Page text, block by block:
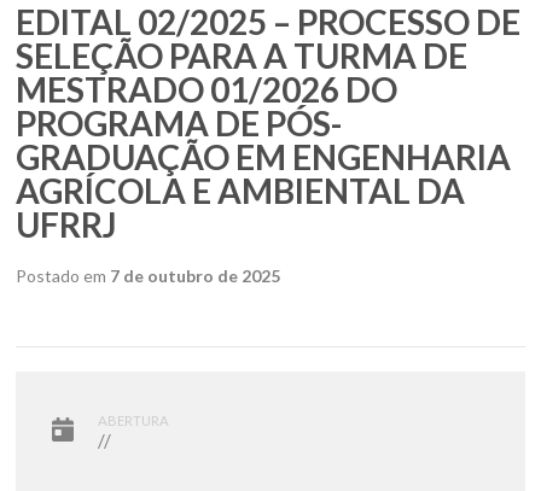
EDITAL 02/2025 – PROCESSO DE
SELEÇÃO PARA A TURMA DE
MESTRADO 01/2026 DO
PROGRAMA DE PÓS-
GRADUAÇÃO EM ENGENHARIA
AGRÍCOLA E AMBIENTAL DA
UFRRJ
Postado em 7 de outubro de 2025
ABERTURA
//